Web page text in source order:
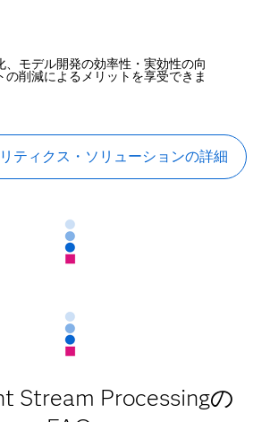
、モデル開発の効率性・実効性の向
の削減によるメリットを享受できま
ティクス・ソリューションの詳細
Stream Processingの